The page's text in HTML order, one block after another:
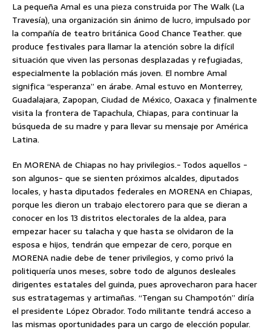
La pequeña Amal es una pieza construida por The Walk (La
Travesía), una organización sin ánimo de lucro, impulsado por
la compañía de teatro británica Good Chance Teather. que
produce festivales para llamar la atención sobre la difícil
situación que viven las personas desplazadas y refugiadas,
especialmente la población más joven. El nombre Amal
significa “esperanza” en árabe. Amal estuvo en Monterrey,
Guadalajara, Zapopan, Ciudad de México, Oaxaca y finalmente
visita la frontera de Tapachula, Chiapas, para continuar la
búsqueda de su madre y para llevar su mensaje por América
Latina.
En MORENA de Chiapas no hay privilegios.- Todos aquellos -
son algunos- que se sienten próximos alcaldes, diputados
locales, y hasta diputados federales en MORENA en Chiapas,
porque les dieron un trabajo electorero para que se dieran a
conocer en los 13 distritos electorales de la aldea, para
empezar hacer su talacha y que hasta se olvidaron de la
esposa e hijos, tendrán que empezar de cero, porque en
MORENA nadie debe de tener privilegios, y como privó la
politiquería unos meses, sobre todo de algunos desleales
dirigentes estatales del guinda, pues aprovecharon para hacer
sus estratagemas y artimañas. “Tengan su Champotón” diría
el presidente López Obrador. Todo militante tendrá acceso a
las mismas oportunidades para un cargo de elección popular.